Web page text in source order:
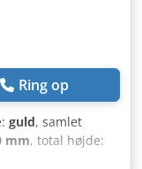
Ring op
guld, samlet
mm, total højde: